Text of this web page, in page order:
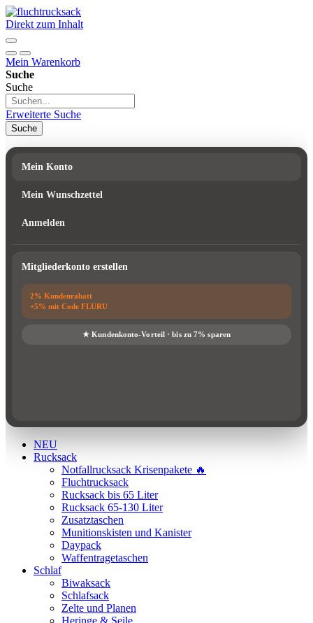
Direkt zum Inhalt
Mein Warenkorb
Suche
Suche
Erweiterte Suche
Suche
Mein Konto
Mein Wunschzettel
Anmelden
Mitgliederkonto erstellen
NEU
Rucksack
Notfallrucksack Krisenpakete 🔥
Fluchtrucksack
Rucksack bis 65 Liter
Rucksack 65-130 Liter
Zusatztaschen
Munitionskisten und Kanister
Daypack
Waffentragetaschen
Schlaf
Biwaksack
Schlafsack
Zelte und Planen
Heringe & Seile